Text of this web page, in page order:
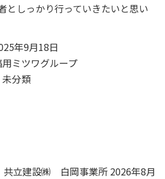
としっかり行っていきたいと思い
年9月18日
ミツワグループ
未分類
立建設㈱ 白岡事業所 2026年8月